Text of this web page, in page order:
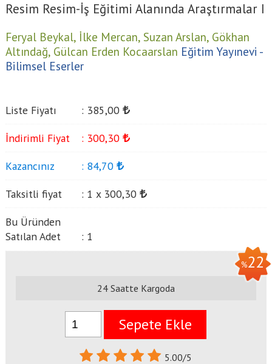
Resim Resim-İş Eğitimi Alanında Araştırmalar I
Feryal Beykal, İlke Mercan, Suzan Arslan, Gökhan
Altındağ, Gülcan Erden Kocaarslan Eğitim Yayınevi -
Bilimsel Eserler
Liste Fiyatı : 385,00
İndirimli Fiyat : 300,30
Kazancınız : 84,70
Taksitli fiyat : 1 x 300,30
Bu Üründen
Satılan Adet
: 1
%22
24 Saatte Kargoda
Sepete Ekle
5.00/5